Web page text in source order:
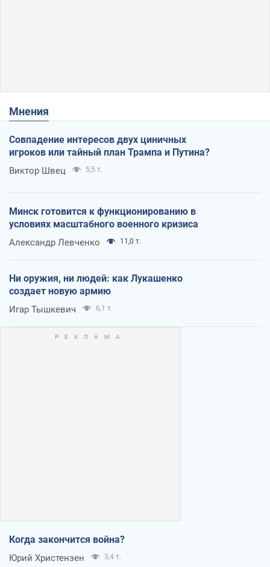
Мнения
Совпадение интересов двух циничных
игроков или тайный план Трампа и Путина?
Виктор Швец 5,5 т.
Минск готовится к функционированию в
условиях масштабного военного кризиса
Александр Левченко 11,0 т.
Ни оружия, ни людей: как Лукашенко
создает новую армию
Игар Тышкевич 6,1 т.
Когда закончится война?
Юрий Христензен 3,4 т.